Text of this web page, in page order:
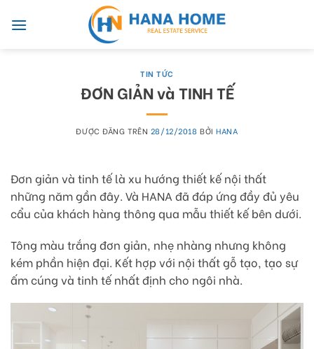
TIN TỨC
ĐƠN GIẢN và TINH TẾ
ĐƯỢC ĐĂNG TRÊN 28/12/2018 BỞIHANA
Đơn giản và tinh tế là xu hướng thiết kế nội thất
những năm gần đây. Và HANA đã đáp ứng đầy đủ yêu
cẩu của khách hàng thông qua mẫu thiết kế bên dưới.
Tông màu trắng đơn giản, nhẹ nhàng nhưng không
kém phần hiện đại. Kết hợp với nội thất gỗ tạo, tạo sự
ấm cúng và tinh tế nhất định cho ngôi nhà.